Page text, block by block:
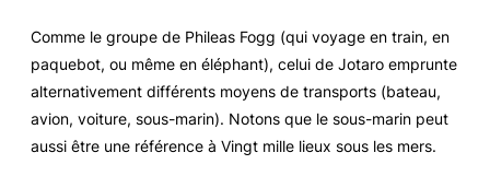
Comme le groupe de Phileas Fogg (qui voyage en train, en
paquebot, ou même en éléphant), celui de Jotaro emprunte
alternativement différents moyens de transports (bateau,
avion, voiture, sous-marin). Notons que le sous-marin peut
aussi être une référence à Vingt mille lieux sous les mers.